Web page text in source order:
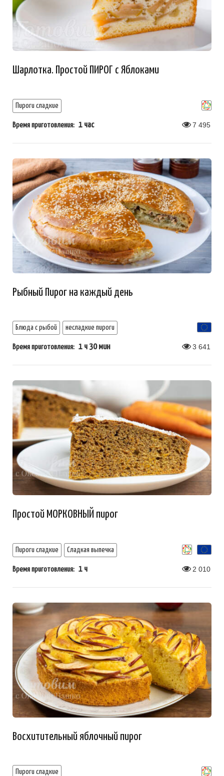
Шарлотка. Простой ПИРОГ с Яблоками
Пироги сладкие
Время приготовления: 1 час 7 495
Рыбный Пирог на каждый день
Блюда с рыбой несладкие пироги
Время приготовления: 1 ч 30 мин 3 641
Простой МОРКОВНЫЙ пирог
Пироги сладкие Сладкая выпечка
Время приготовления: 1 ч 2 010
Восхитительный яблочный пирог
Пироги сладкие